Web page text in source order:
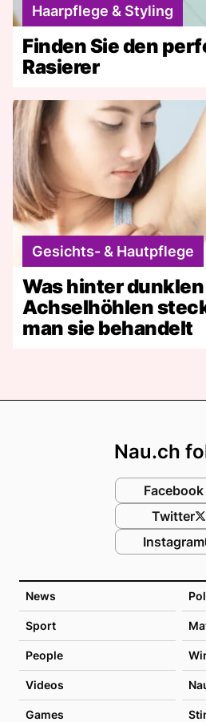
Haarpflege & Styling
Finden Sie den
Rasierer
Gesichts- & Hautpflege
Was hinter dunklen
Achselhöhlen
man sie behandelt
News
Sport
People
Videos
Games
Nau.ch
Facebook
Twitter
Instagram